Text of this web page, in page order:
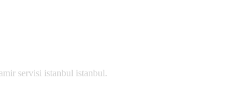
servisi istanbul istanbul.